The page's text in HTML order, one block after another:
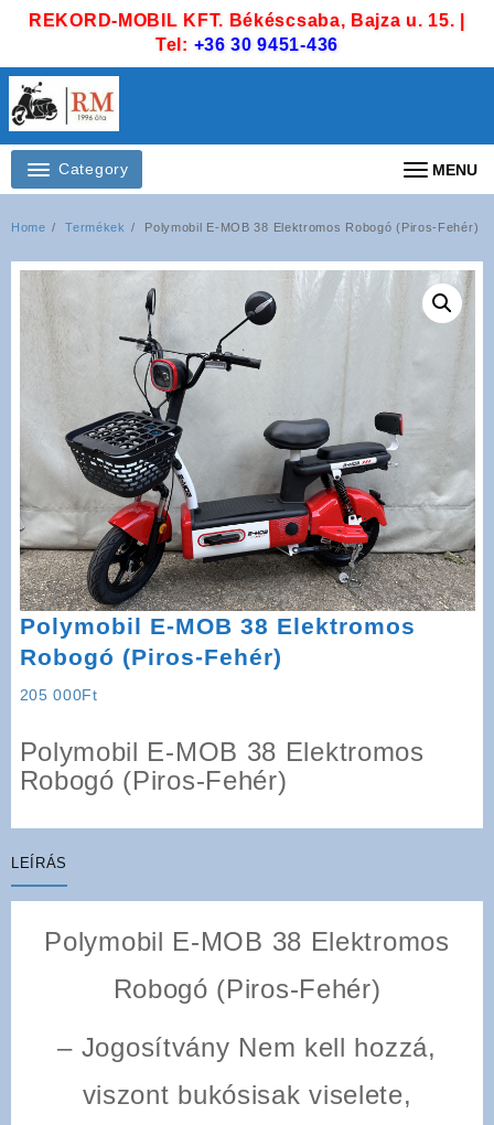
REKORD-MOBIL KFT. Békéscsaba, Bajza u. 15. |
Tel: +36 30 9451-436
Category MENU
Home Termékek Polymobil E-MOB 38 Elektromos Robogó (Piros-Fehér)
Polymobil E-MOB 38 Elektromos
Robogó (Piros-Fehér)
205 000Ft
Polymobil E-MOB 38 Elektromos
Robogó (Piros-Fehér)
LEÍRÁS
Polymobil E-MOB 38 Elektromos
Robogó (Piros-Fehér)
– Jogosítvány Nem kell hozzá,
viszont bukósisak viselete,